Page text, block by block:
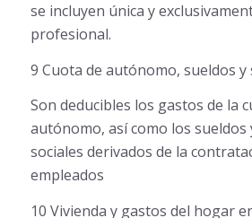
se incluyen única y
profesional.
9 Cuota de autónomo, sueldos y
Son deducibles los gastos de la
autónomo, así como los sueldos
sociales derivados de la
empleados
10 Vivienda y gastos del hogar